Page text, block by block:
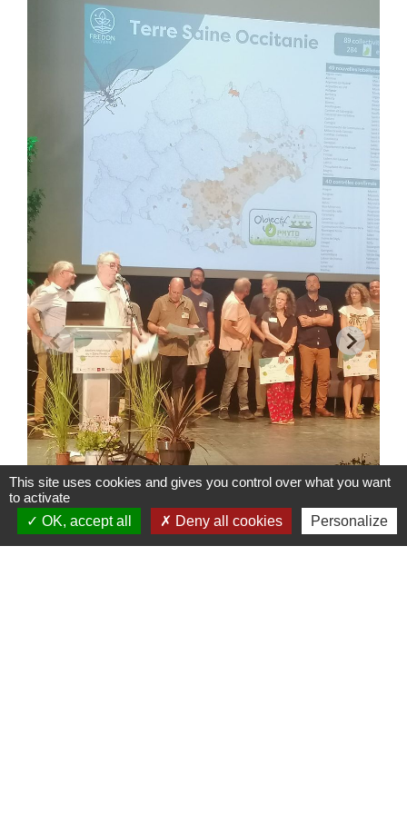
This site uses cookies and gives you control over what you want
to activate
OK, accept all
Deny all cookies Personalize